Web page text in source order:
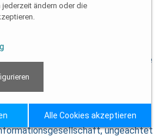
jederzeit ändern oder die
Alle Cookies akzeptieren
es sei denn, eine solche
Erfüllung einer im öffentlichen
Aufgabe erforderlich.
auf Widerspruch kann sich die
an jeden Mitarbeiter der
wenden. Der betroffenen Person
Zusammenhang mit der Nutzung
ungeachtet